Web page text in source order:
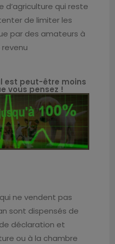
d’agriculture qui reste
de limiter les
par des amateurs à
est peut-être moins
vous pensez !
ne vendent pas
sont dispensés de
déclaration et
ou à la chambre